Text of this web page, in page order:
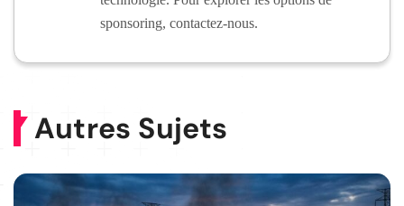
sponsoring, contactez-nous.
Autres Sujets